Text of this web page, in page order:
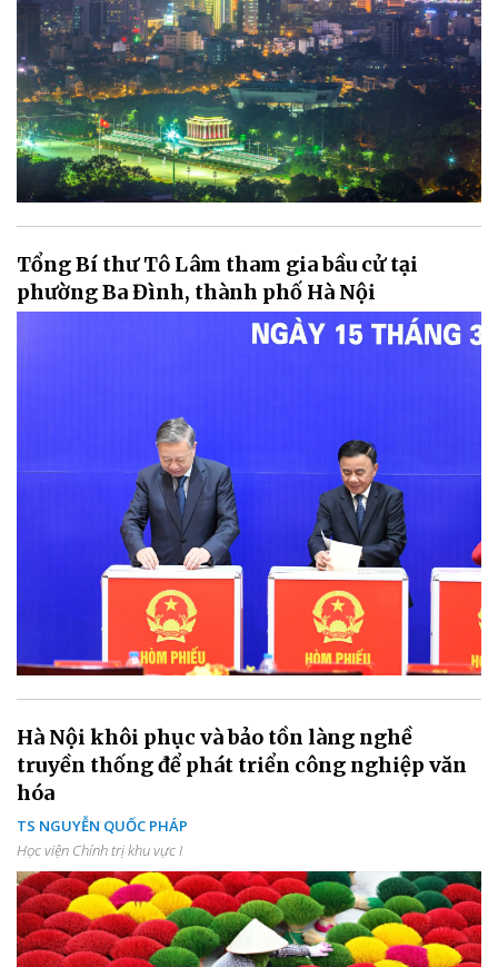
Tổng Bí thư Tô Lâm tham gia bầu cử tại
phường Ba Đình, thành phố Hà Nội
Hà Nội khôi phục và bảo tồn làng nghề
truyền thống để phát triển công nghiệp văn
hóa
TS NGUYỄN QUỐC PHÁP
Học viện Chính trị khu vực I